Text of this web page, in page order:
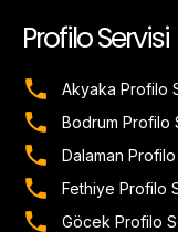
Profilo Servisi
Akyaka Profilo
Bodrum Profilo
Dalaman
Fethiye Profilo
Göcek Profilo